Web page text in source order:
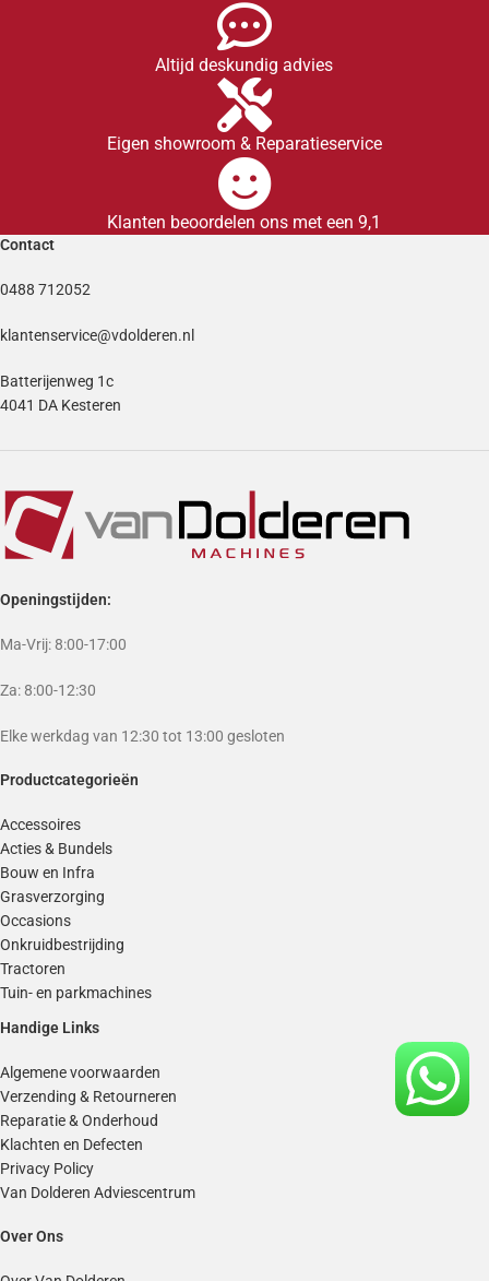
Altijd deskundig advies
Eigen showroom & Reparatieservice
Klanten beoordelen ons met een 9,1
Contact
0488 712052
klantenservice@vdolderen.nl
Batterijenweg 1c
4041 DA Kesteren
Openingstijden:
Ma-Vrij: 8:00-17:00
Za: 8:00-12:30
Elke werkdag van 12:30 tot 13:00 gesloten
Productcategorieën
Accessoires
Acties & Bundels
Bouw en Infra
Grasverzorging
Occasions
Onkruidbestrijding
Tractoren
Tuin- en parkmachines
Handige Links
Algemene voorwaarden
Verzending & Retourneren
Reparatie & Onderhoud
Klachten en Defecten
Privacy Policy
Van Dolderen Adviescentrum
Over Ons